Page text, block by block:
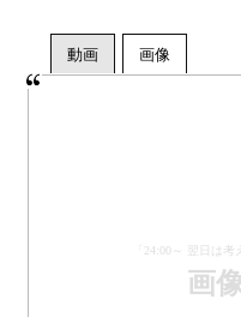
「24:00～ 翌日は
画